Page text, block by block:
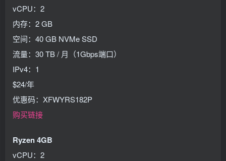
vCPU：2
内存：2 GB
空间：40 GB NVMe SSD
流量：30 TB / 月（1Gbps端口）
IPv4：1
$24/年
优惠码：XFWYRS182P
购买链接
Ryzen 4GB
vCPU：2